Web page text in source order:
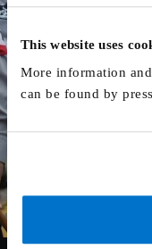
This website uses
More information
can be found by